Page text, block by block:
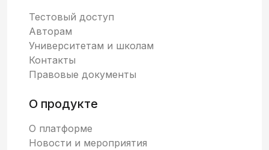
Тестовый доступ
Авторам
Университетам и школам
Контакты
Правовые документы
О продукте
О платформе
Новости и мероприятия